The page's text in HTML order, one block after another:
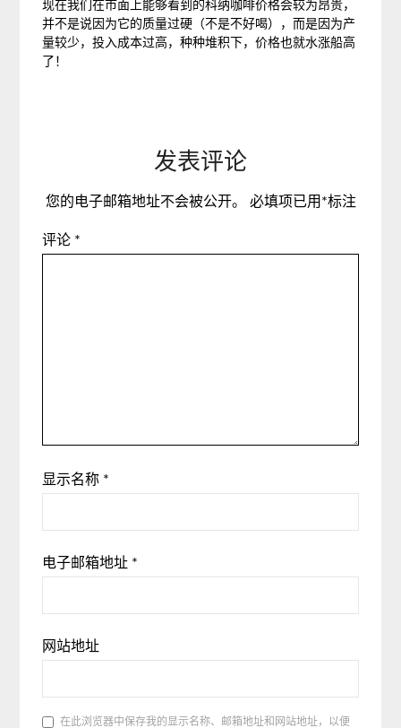
现在我们在市面上能够看到的科纳咖啡价格会较为昂贵，
并不是说因为它的质量过硬（不是不好喝），而是因为产
量较少，投入成本过高，种种堆积下，价格也就水涨船高
了！
发表评论
您的电子邮箱地址不会被公开。 必填项已用 *标注
评论 *
显示名称 *
电子邮箱地址 *
网站地址
在此浏览器中保存我的显示名称、邮箱地址和网站地址，以便